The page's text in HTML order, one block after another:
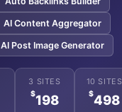
AI Content Aggregator
AI Post Image Generator
3 SITES
$198
10 SITES
$498